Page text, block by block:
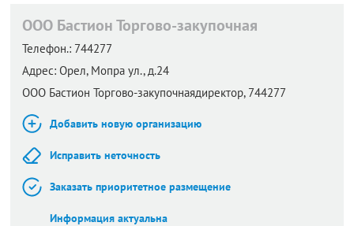
ООО Бастион Торгово-закупочная
Телефон.: 744277
Адрес: Орел, Мопра ул., д.24
ООО Бастион Торгово-закупочнаядиректор, 744277
Добавить новую организацию
Исправить неточность
Заказать приоритетное размещение
Информация актуальна